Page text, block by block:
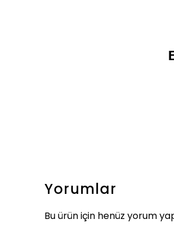
Yorumlar
Bu ürün için henüz yorum